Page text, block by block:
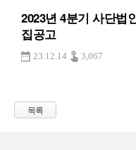
2023년 4분기 사단법
집공고
23.12.14 3,067
목록